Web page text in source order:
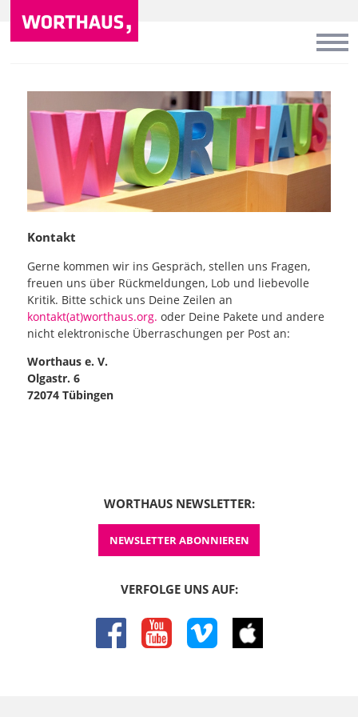
Kontakt
Gerne kommen wir ins Gespräch, stellen uns Fragen,
freuen uns über Rückmeldungen, Lob und liebevolle
Kritik. Bitte schick uns Deine Zeilen an
kontakt(at)worthaus.org. oder Deine Pakete und andere
nicht elektronische Überraschungen per Post an:
Worthaus e. V.
Olgastr. 6
72074 Tübingen
WORTHAUS NEWSLETTER:
NEWSLETTER ABONNIEREN
VERFOLGE UNS AUF:
facebook youtube vimeo itunes